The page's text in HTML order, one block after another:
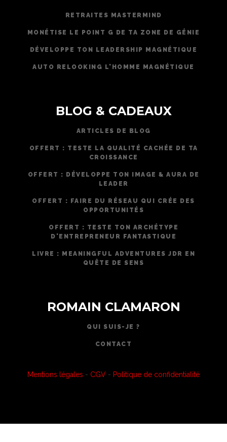
RETRAITES MASTERMIND
MONÉTISE LE POINT G DE TA ZONE DE GÉNIE
DÉVELOPPE TON LEADERSHIP MAGNÉTIQUE
AUTO RELOOKING L'HOMME MAGNÉTIQUE
BLOG & CADEAUX
ARTICLES DE BLOG
OFFERT : TESTE LA QUALITÉ CACHÉE DE TA
CROISSANCE
OFFERT : DÉVELOPPE TON IMAGE & AURA DE
LEADER
OFFERT : FAIRE DU RÉSEAU QUI CRÉE DES
OPPORTUNITÉS
OFFERT : TESTE TON ARCHÉTYPE
D'ENTREPRENEUR FANTASTIQUE
LIVRE : MEANINGFUL ADVENTURES JDR EN
QUÊTE DE SENS
ROMAIN CLAMARON
QUI SUIS-JE ?
CONTACT
Mentions légales - CGV - Politique de confidentialité